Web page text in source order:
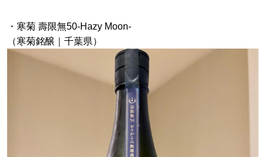
・寒菊 壽限無50-Hazy Moon-
（寒菊銘醸｜千葉県）